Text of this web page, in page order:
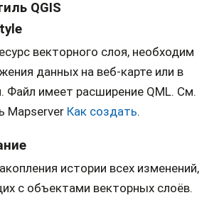
QGIS
векторного слоя, необходим
данных на веб-карте или в
Файл имеет расширение QML. См.
Mapserver Как создать.
истории всех изменений,
с объектами векторных слоёв.